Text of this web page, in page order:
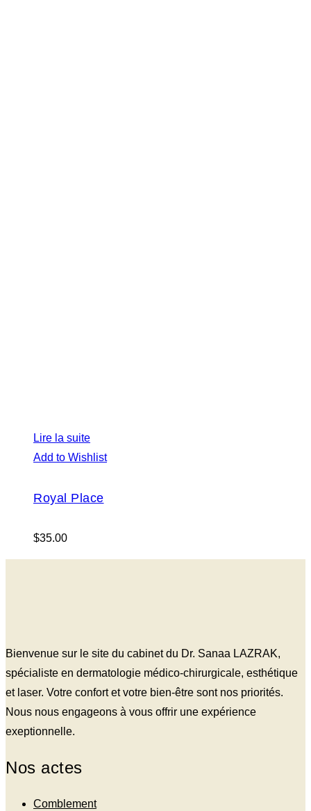
Lire la suite
Add to Wishlist
Royal Place
$35.00
Bienvenue sur le site du cabinet du Dr. Sanaa LAZRAK,
spécialiste en dermatologie médico-chirurgicale, esthétique
et laser. Votre confort et votre bien-être sont nos priorités.
Nous nous engageons à vous offrir une expérience
exeptionnelle.
Nos actes
Comblement